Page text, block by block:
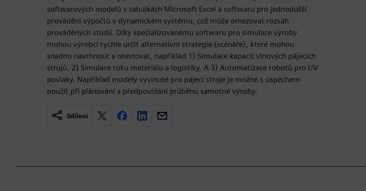
softwarových modelů v tabulkách Microsoft Excel a softwaru pro jednodušší
provádění výpočtů v dynamickém systému, což může omezovat rozsah
prováděných studií. Díky specializovanému softwaru pro simulace výroby
mohou výrobci rychle určit alternativní strategie (scénáře), které mohou
snadno navrhnout a otestovat, například 1) Simulace kapacit vlnových pájecích
strojů. 2) Simulace toku materiálu a logistiky. A 3) Automatizace robotů pro UV
povlaky. Například modely vyvinuté pro pájecí stroje je možné s úspěchem
použít při plánování a předpovídání průběhu samotné výroby.
Sdílení